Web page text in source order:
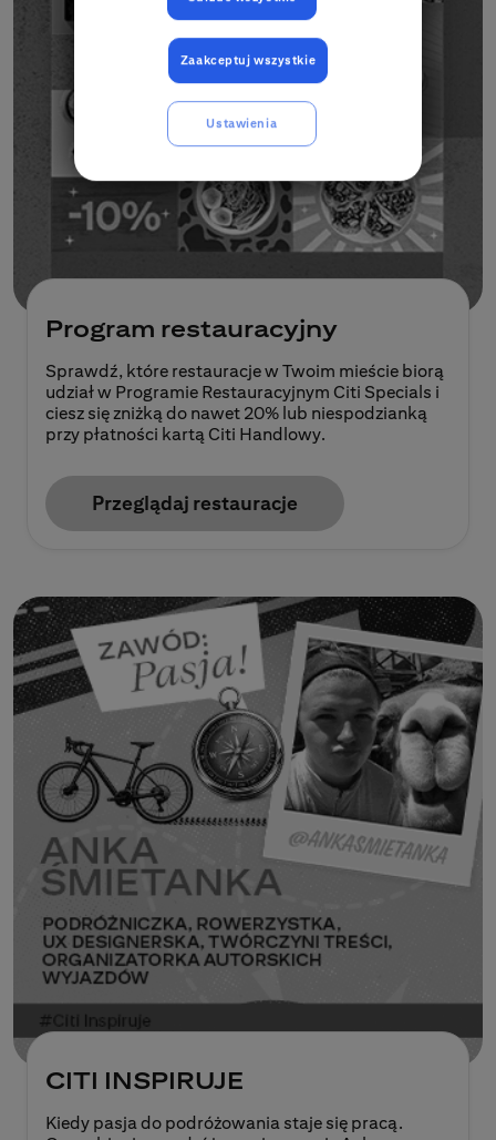
Program restauracyjny
Sprawdź, które restauracje w Twoim mieście biorą
udział w Programie Restauracyjnym Citi Specials i
ciesz się zniżką do nawet 20% lub niespodzianką
przy płatności kartą Citi Handlowy.
Przeglądaj restauracje
CITI INSPIRUJE
Kiedy pasja do podróżowania staje się pracą.
Zaakceptuj wszystkie
Ustawienia